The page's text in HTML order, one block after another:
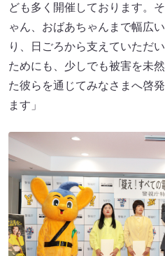
ども多く開催しております。
ゃん、おばあちゃんまで幅広
り、日ごろから支えていただ
ためにも、少しでも被害を未
た彼らを通じてみなさまへ啓
ます」